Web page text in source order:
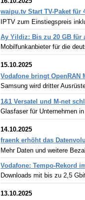
waipu.tv Start TV-Paket für
IPTV zum Einstiegspreis
Ay Yildiz: Bis zu 20 GB für
Mobilfunkanbieter für die
15.10.2025
Vodafone bringt OpenRAN
Samsung wird dritter
1&1 Versatel und M-net
Glasfaser für Unternehmen in
14.10.2025
fraenk erhöht das
Mehr Daten und weitere
Vodafone: Tempo-Rekord
Downloads mit bis zu 2,5
13.10.2025